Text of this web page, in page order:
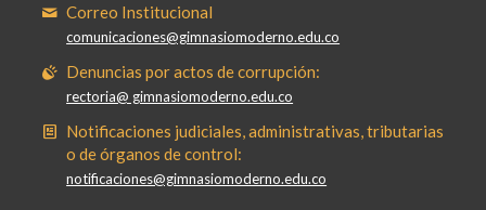
Correo Institucional
comunicaciones@gimnasiomoderno.edu.co
Denuncias por actos de corrupción:
rectoria@ gimnasiomoderno.edu.co
Notificaciones judiciales, administrativas, tributarias
o de órganos de control:
notificaciones@gimnasiomoderno.edu.co